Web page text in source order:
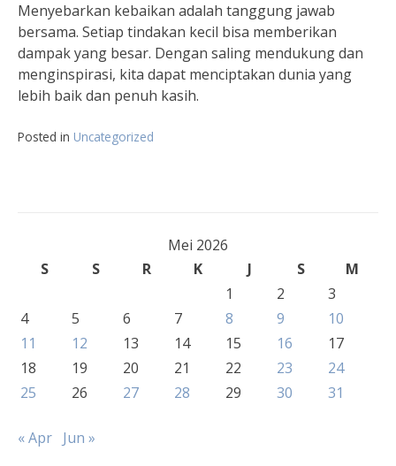
Menyebarkan kebaikan adalah tanggung jawab
bersama. Setiap tindakan kecil bisa memberikan
dampak yang besar. Dengan saling mendukung dan
menginspirasi, kita dapat menciptakan dunia yang
lebih baik dan penuh kasih.
Posted in Uncategorized
Mei 2026
S
S R K J S
M
1
2
3
4
5 6 7 8 9
10
11
12 13 14 15 16
17
18
19 20 21 22 23
24
25
26 27 28 29 30 31
« Apr Jun »